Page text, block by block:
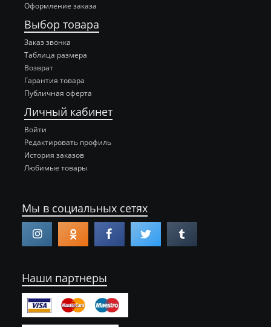
Оформление заказа
Выбор товара
Заказ звонка
Таблица размера
Возврат
Гарантия товара
Публичная оферта
Личный кабинет
Войти
Редактировать профиль
История заказов
Любимые товары
Мы в социальных сетях
Наши партнеры